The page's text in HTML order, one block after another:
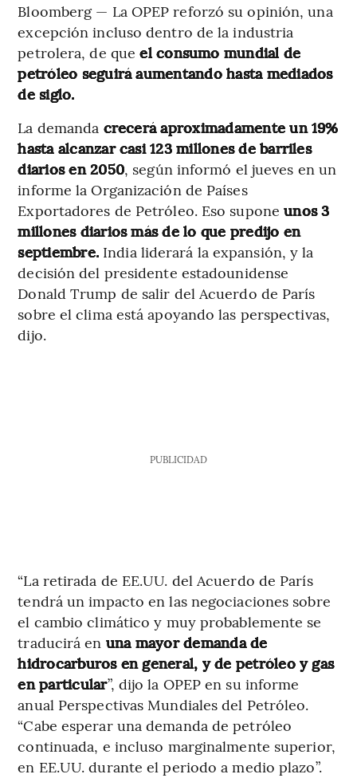
Bloomberg — La OPEP reforzó su opinión, una
excepción incluso dentro de la industria
petrolera, de que el consumo mundial de
petróleo seguirá aumentando hasta mediados
de siglo.
La demanda crecerá aproximadamente un 19%
hasta alcanzar casi 123 millones de barriles
diarios en 2050, según informó el jueves en un
informe la Organización de Países
Exportadores de Petróleo. Eso suponeunos 3
millones diarios más de lo que predijo en
septiembre. India liderará la expansión, y la
decisión del presidente estadounidense
Donald Trump de salir del Acuerdo de París
sobre el clima está apoyando las perspectivas,
dijo.
PUBLICIDAD
“La retirada de EE.UU. del Acuerdo de París
tendrá un impacto en las negociaciones sobre
el cambio climático y muy probablemente se
traducirá en una mayor demanda de
hidrocarburos en general, y de petróleo y gas
en particular”, dijo la OPEP en su informe
anual Perspectivas Mundiales del Petróleo.
“Cabe esperar una demanda de petróleo
continuada, e incluso marginalmente superior,
en EE.UU. durante el periodo a medio plazo”.